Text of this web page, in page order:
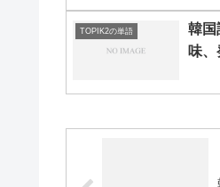
TOPIK2の単語
韓国
味